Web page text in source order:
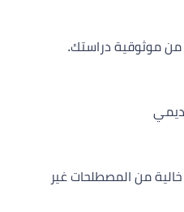
من موثوقية دراستك.
من المصطلحات غير